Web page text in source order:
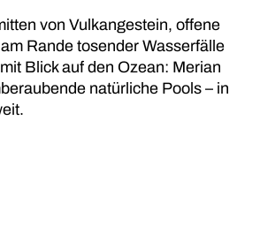
von Vulkangestein, offene
Rande tosender Wasserfälle
Blick auf den Ozean: Merian
natürliche Pools – in